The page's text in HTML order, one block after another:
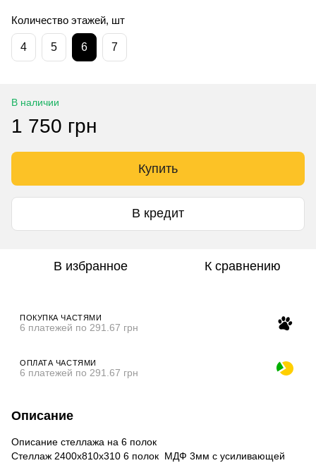
Количество этажей, шт
4 5 6 7
В наличии
1 750 грн
Купить
В кредит
В избранное К сравнению
ПОКУПКА ЧАСТЯМИ
6 платежей по 291.67 грн
ОПЛАТА ЧАСТЯМИ
6 платежей по 291.67 грн
Описание
Описание стеллажа на 6 полок
Стеллаж 2400х810х310 6 полок МДФ 3мм с усиливающей